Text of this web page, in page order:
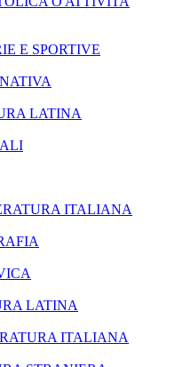
E SPORTIVE
LATINA
ITALIANA
LATINA
ITALIANA